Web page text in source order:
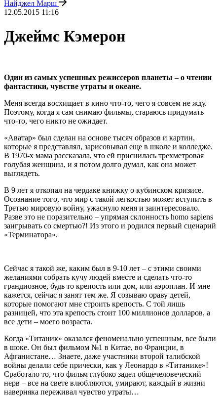
Найджел Марш
12.05.2015 11:16
Джеймс Кэмерон
Один из самых успешных режиссеров планеты – о чтении
фантастики, чувстве утраты и океане.
Меня всегда восхищает в кино что-то, чего я совсем не жду.
Поэтому, когда я сам снимаю фильмы, стараюсь придумать
что-то, чего никто не ожидает.
«Аватар» был сделан на основе тысяч образов и картин,
которые я представлял, зарисовывал еще в школе и колледже.
В 1970-х мама рассказала, что ей приснилась трехметровая
голубая женщина, и я потом долго думал, как она может
выглядеть.
В 9 лет я откопал на чердаке книжку о кубинском кризисе.
Осознание того, что мир с такой легкостью может вступить в
Третью мировую войну, ужаснуло меня и заинтересовало.
Разве это не поразительно – упрямая склонность homo sapiens
заигрывать со смертью?! Из этого и родился первый сценарий
«Терминатора».
Сейчас я такой же, каким был в 9-10 лет – с этими своими
желаниями собрать кучу людей вместе и сделать что-то
грандиозное, будь то крепость или дом, или аэроплан. И мне
кажется, сейчас я занят тем же. Я созываю ораву детей,
которые помогают мне строить крепость. С той лишь
разницей, что эта крепость стоит 100 миллионов долларов, а
все дети – моего возраста.
Когда «Титаник» оказался феноменально успешным, все были
в шоке. Он был фильмом №1 в Китае, во Франции, в
Афганистане… Знаете, даже участники второй талибской
войны делали себе прически, как у Леонардо в «Титанике»!
Сработало то, что фильм глубоко задел общечеловеческий
нерв – все на свете влюбляются, умирают, каждый в жизни
наверняка переживал чувство утраты…